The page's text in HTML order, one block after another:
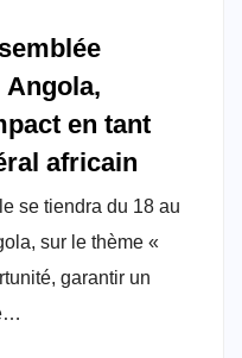
Angola,
en tant
africain
se tiendra du 18 au
sur le thème «
garantir un